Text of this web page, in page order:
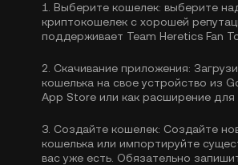
1. Выберите кошелек: выберите
криптокошелек с хорошей
поддерживает Team Heretics Fan
2. Скачивание приложения:
кошелька на свое устройство из
App Store или как расширение для
3. Создайте кошелек: Создайте
кошелька или импортируйте
вас уже есть. Обязательно